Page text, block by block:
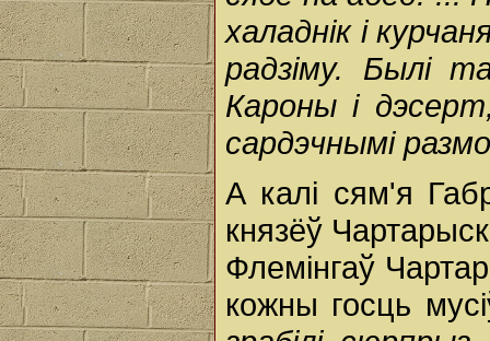
халаднік і
радзіму. Былі
Кароны і
сардэчнымі
А калі сям'я
князёў
Флемінгаў
кожны госць